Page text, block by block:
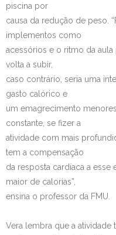
piscina por
causa da redução de peso.
implementos como
acessórios e o ritmo da
volta a subir,
caso contrário, seria uma
gasto calórico e
um emagrecimento
constante, se fizer a
atividade com mais
tem a compensação
da resposta cardíaca a
maior de calorias”,
ensina o professor da FMU.
Vera lembra que a